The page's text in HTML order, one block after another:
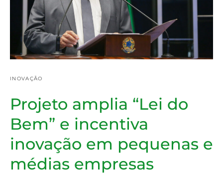
INOVAÇÃO
Projeto amplia “Lei do
Bem” e incentiva
inovação em pequenas e
médias empresas